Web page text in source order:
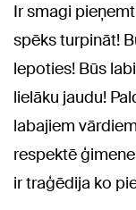
Ir smagi
spēks turpināt!
lepoties! Būs
lielāku jaudu!
labajiem
respektē
ir traģēdija ko